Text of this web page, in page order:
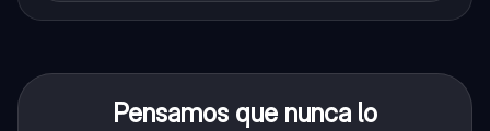
Pensamos que nunca lo